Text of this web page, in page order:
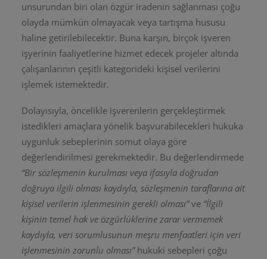
unsurundan biri olan özgür iradenin sağlanması çoğu
olayda mümkün olmayacak veya tartışma hususu
haline getirilebilecektir. Buna karşın, birçok işveren
işyerinin faaliyetlerine hizmet edecek projeler altında
çalışanlarının çeşitli kategorideki kişisel verilerini
işlemek istemektedir.
Dolayısıyla, öncelikle işverenlerin gerçekleştirmek
istedikleri amaçlara yönelik başvurabilecekleri hukuka
uygunluk sebeplerinin somut olaya göre
değerlendirilmesi gerekmektedir. Bu değerlendirmede
“Bir sözleşmenin kurulması veya ifasıyla doğrudan
doğruya ilgili olması kaydıyla, sözleşmenin taraflarına ait
kişisel verilerin işlenmesinin gerekli olması”ve “İlgili
kişinin temel hak ve özgürlüklerine zarar vermemek
kaydıyla, veri sorumlusunun meşru menfaatleri için veri
işlenmesinin zorunlu olması”hukuki sebepleri çoğu